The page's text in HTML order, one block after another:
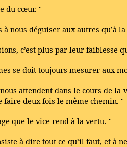
du cœur. "
nous déguiser aux autres qu’à
c’est plus par leur faiblesse
se doit toujours mesurer aux
attendent dans le cours de
deux fois le même chemin. "
que le vice rend à la vertu. "
à dire tout ce qu’il faut, et à